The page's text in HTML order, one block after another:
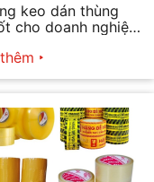
keo dán thùng
cho doanh nghiệp